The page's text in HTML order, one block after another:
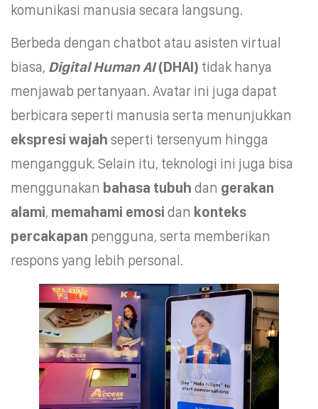
komunikasi manusia secara langsung.
Berbeda dengan chatbot atau asisten virtual
biasa, Digital Human AI (DHAI) tidak hanya
menjawab pertanyaan. Avatar ini juga dapat
berbicara seperti manusia serta menunjukkan
ekspresi wajah seperti tersenyum hingga
mengangguk. Selain itu, teknologi ini juga bisa
menggunakan bahasa tubuh dan gerakan
alami, memahami emosi dan konteks
percakapan pengguna, serta memberikan
respons yang lebih personal.